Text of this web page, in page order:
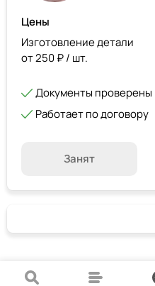
Цены
Изготовление детали
от 250 ₽ / шт.
Документы проверены
Работает по договору
Занят